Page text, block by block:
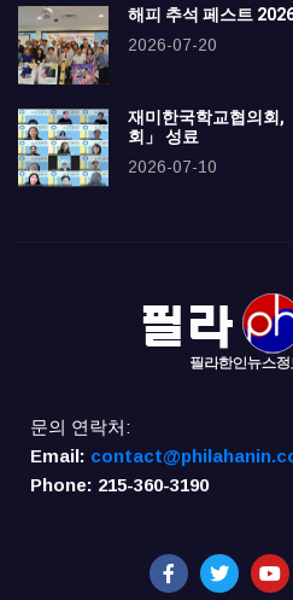
해피 추석 페스트
2026-07-20
재미한국학교협의회,
회」 성료
2026-07-10
문의 연락처:
Email:
Phone: 215-360-3190